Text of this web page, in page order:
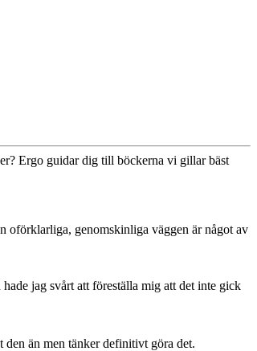
Ergo guidar dig till böckerna vi gillar bäst
oförklarliga, genomskinliga väggen är något av
jag svårt att föreställa mig att det inte gick
den än men tänker definitivt göra det.